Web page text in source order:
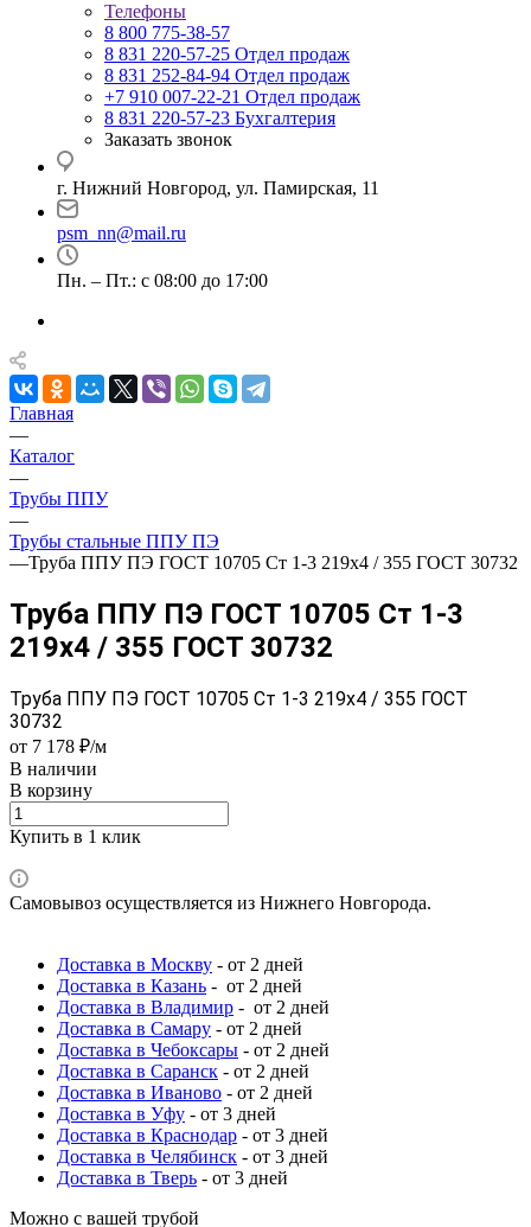
Телефоны
8 800 775-38-57
8 831 220-57-25 Отдел продаж
8 831 252-84-94 Отдел продаж
+7 910 007-22-21 Отдел продаж
8 831 220-57-23 Бухгалтерия
Заказать звонок
г. Нижний Новгород, ул. Памирская, 11
psm_nn@mail.ru
Пн. – Пт.: с 08:00 до 17:00
Главная
—
Каталог
—
Трубы ППУ
—
Трубы стальные ППУ ПЭ
—Труба ППУ ПЭ ГОСТ 10705 Ст 1-3 219x4 / 355 ГОСТ 30732
Труба ППУ ПЭ ГОСТ 10705 Ст 1-3
219x4 / 355 ГОСТ 30732
Труба ППУ ПЭ ГОСТ 10705 Ст 1-3 219x4 / 355 ГОСТ
30732
от 7 178 ₽/м
В наличии
В корзину
Купить в 1 клик
Самовывоз осуществляется из Нижнего Новгорода.
Доставка в Москву - от 2 дней
Доставка в Казань - от 2 дней
Доставка в Владимир - от 2 дней
Доставка в Самару - от 2 дней
Доставка в Чебоксары - от 2 дней
Доставка в Саранск - от 2 дней
Доставка в Иваново - от 2 дней
Доставка в Уфу - от 3 дней
Доставка в Краснодар - от 3 дней
Доставка в Челябинск - от 3 дней
Доставка в Тверь - от 3 дней
Можно с вашей трубой